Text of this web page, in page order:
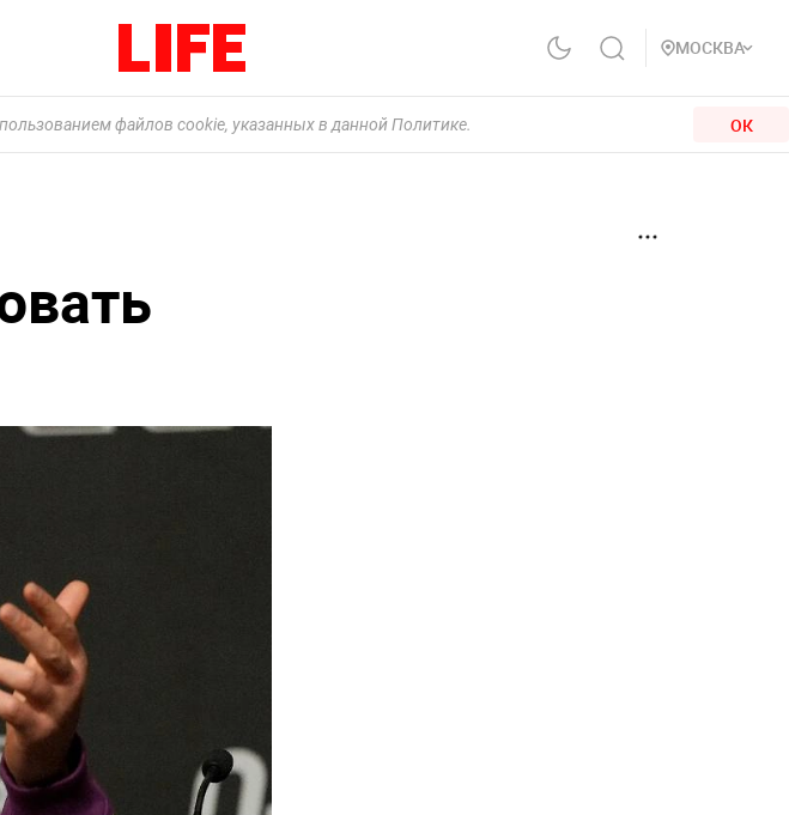
МОСКВА
файлов cookie, указанных в данной Политике. ОК